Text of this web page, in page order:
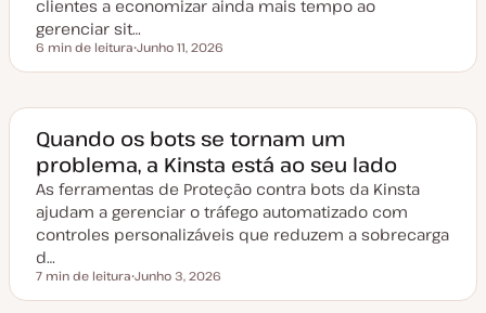
a
ç
ã
o
clientes a economizar ainda mais tempo ao
gerenciar sit…
Tempo de leitura
6 min de leitura
a
e
a
t
u
a
i
z
a
ã
o
Junho 11, 2026
Quando os bots se tornam um
problema, a Kinsta está ao seu lado
As ferramentas de Proteção contra bots da Kinsta
ajudam a gerenciar o tráfego automatizado com
controles personalizáveis que reduzem a sobrecarga
d…
Tempo de leitura
7 min de leitura
a
Junho 3, 2026